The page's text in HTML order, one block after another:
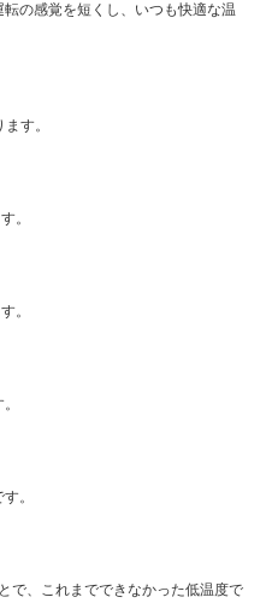
の感覚を短くし、いつも快適な温
す。
。
。
。
で、これまでできなかった低温度で